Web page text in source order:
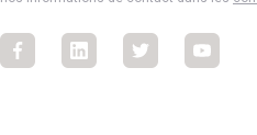
FacebookFacebookFacebook